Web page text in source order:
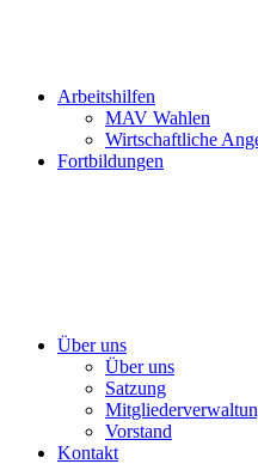
Arbeitshilfen
MAV Wahlen
Wirtschaftliche
Fortbildungen
Über uns
Über uns
Satzung
Vorstand
Kontakt